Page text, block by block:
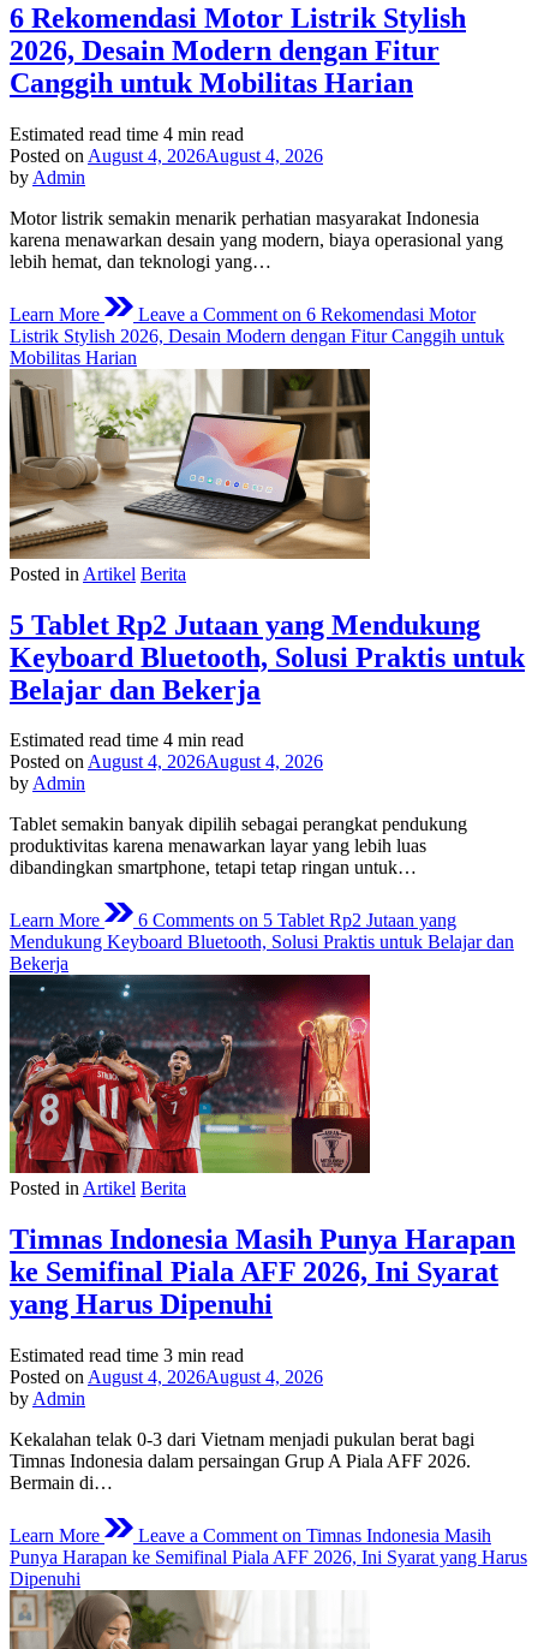
6 Rekomendasi Motor Listrik Stylish
2026, Desain Modern dengan Fitur
Canggih untuk Mobilitas Harian
Estimated read time 4 min read
Posted on August 4, 2026August 4, 2026
by Admin
Motor listrik semakin menarik perhatian masyarakat Indonesia
karena menawarkan desain yang modern, biaya operasional yang
lebih hemat, dan teknologi yang…
Learn More Leave a Comment on 6 Rekomendasi Motor
Listrik Stylish 2026, Desain Modern dengan Fitur Canggih untuk
Mobilitas Harian
Posted in Artikel Berita
5 Tablet Rp2 Jutaan yang Mendukung
Keyboard Bluetooth, Solusi Praktis untuk
Belajar dan Bekerja
Estimated read time 4 min read
Posted onAugust 4, 2026August 4, 2026
byAdmin
Tablet semakin banyak dipilih sebagai perangkat pendukung
produktivitas karena menawarkan layar yang lebih luas
dibandingkan smartphone, tetapi tetap ringan untuk…
Learn More 6 Comments on 5 Tablet Rp2 Jutaan yang
Mendukung Keyboard Bluetooth, Solusi Praktis untuk Belajar dan
Bekerja
Posted inArtikel Berita
Timnas Indonesia Masih Punya Harapan
ke Semifinal Piala AFF 2026, Ini Syarat
yang Harus Dipenuhi
Estimated read time 3 min read
Posted on August 4, 2026August 4, 2026
by Admin
Kekalahan telak 0-3 dari Vietnam menjadi pukulan berat bagi
Timnas Indonesia dalam persaingan Grup A Piala AFF 2026.
Bermain di…
Learn More Leave a Comment on Timnas Indonesia Masih
Punya Harapan ke Semifinal Piala AFF 2026, Ini Syarat yang Harus
Dipenuhi